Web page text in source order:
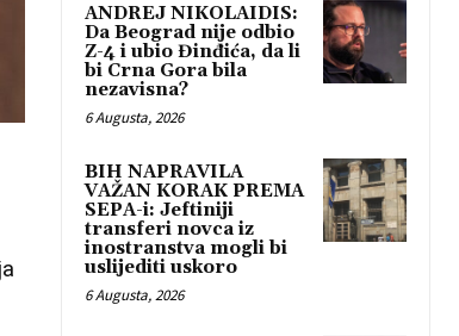
ANDREJ NIKOLAIDIS:
Da Beograd nije odbio
Z-4 i ubio Đinđića, da li
bi Crna Gora bila
nezavisna?
6 Augusta, 2026
BIH NAPRAVILA
VAŽAN KORAK PREMA
SEPA-i: Jeftiniji
transferi novca iz
inostranstva mogli bi
uslijediti uskoro
6 Augusta, 2026